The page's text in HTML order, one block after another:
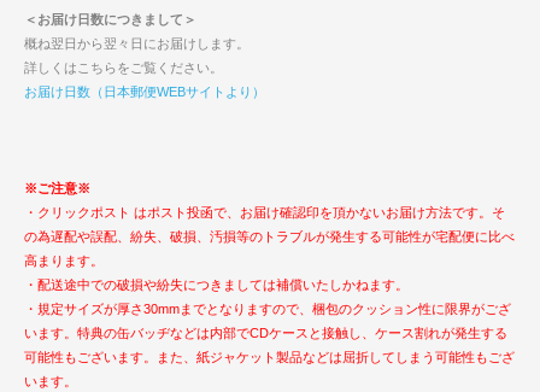
＜お届け日数につきまして＞
概ね翌日から翌々日にお届けします。
詳しくはこちらをご覧ください。
お届け日数（日本郵便WEBサイトより）
※ご注意※
・クリックポスト はポスト投函で、お届け確認印を頂かないお届け方法です。そ
の為遅配や誤配、紛失、破損、汚損等のトラブルが発生する可能性が宅配便に比べ
高まります。
・配送途中での破損や紛失につきましては補償いたしかねます。
・規定サイズが厚さ30mmまでとなりますので、梱包のクッション性に限界がござ
います。特典の缶バッヂなどは内部でCDケースと接触し、ケース割れが発生する
可能性もございます。また、紙ジャケット製品などは屈折してしまう可能性もござ
います。